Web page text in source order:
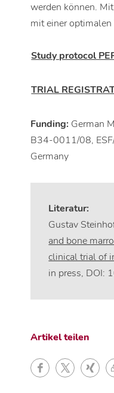
werden können.
mit einer
Study protocol
TRIAL
Funding: German
B34-0011/08,
Germany
Literatur:
Gustav
and bone
clinical trial of
in press, DOI:
Artikel teilen